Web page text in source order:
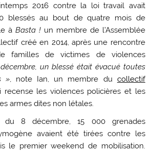
2016 contre la loi travail avait
blessés au bout de quatre mois de
àBasta ! un membre de l’Assemblée
créé en 2014, après une rencontre
familles de victimes de violences
un blessé était évacué toutes
», note Ian, un membre du collectif
recense les violences policières et les
armes dites non létales.
du 8 décembre, 15 000 grenades
avaient été tirées contre les
le premier weekend de mobilisation.